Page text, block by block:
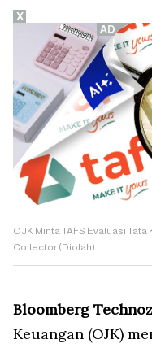
OJK Minta TAFS Evaluasi
Collector (Diolah)
Bloomberg
Keuangan (OJK)
X